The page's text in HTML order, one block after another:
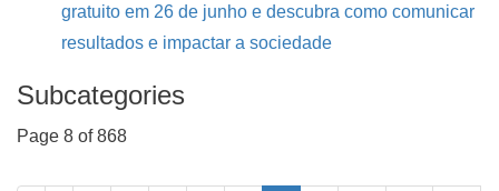
gratuito em 26 de junho e descubra como comunicar
resultados e impactar a sociedade
Subcategories
Page 8 of 868